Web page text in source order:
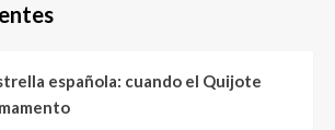
española: cuando el Quijote